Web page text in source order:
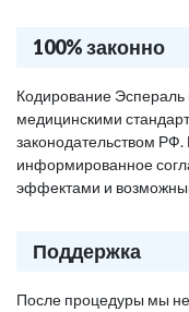
100% законно
Кодирование Эспераль
медицинскими
законодательством
информированное
эффектами и
Поддержка
После процедуры мы